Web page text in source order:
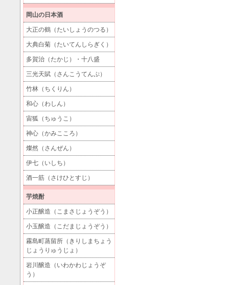
岡山の日本酒
大正の鶴（たいしょうのつる）
大典白菊（たいてんしらぎく）
多賀治（たかじ）・十八盛
三光天賦（さんこうてんぷ）
竹林（ちくりん）
和心（わしん）
宙狐（ちゅうこ）
神心（かみこころ）
燦然（さんぜん）
伊七（いしち）
酒一筋（さけひとすじ）
芋焼酎
小正醸造（こまさじょうぞう）
小玉醸造（こだまじょうぞう）
霧島町蒸留所（きりしまちょう
じょうりゅうじょ）
岩川醸造（いわかわじょうぞ
う）